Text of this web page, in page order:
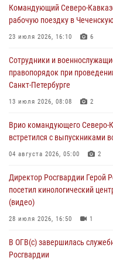
юных воспитанников
08 августа 2026, 13:00
стен музея истории
08 августа 2026, 09:29 2
В Северо-Западном округе
08 августа 2026, 09:03 1
Росгвардейцы в ЛНР
08 августа 2026, 09:00
Командующий Северо-
рабочую поездку в
23 июля 2026, 16:10 6
Сотрудники и
правопорядок при
Санкт-Петербурге
13 июля 2026, 08:08 2
Врио командующего Северо-
встретился с выпускниками
04 августа 2026, 05:00 2
Директор Росгвардии Герой
посетил кинологический
(видео)
28 июля 2026, 16:50 1
В ОГВ(с) завершилась
Росгвардии